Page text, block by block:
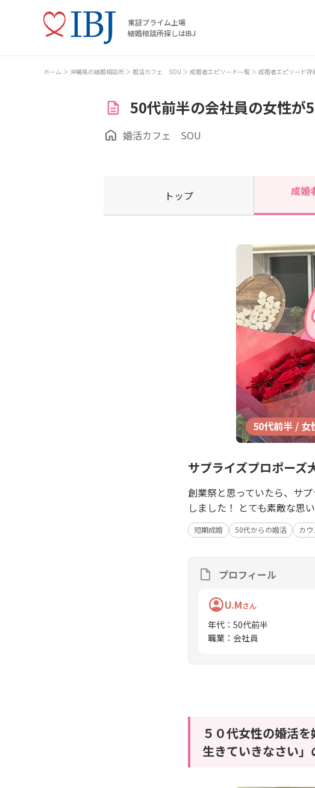
東証プライム上場
結婚相談所探しはIBJ
ホーム 沖縄県の結婚相談所 婚活カフェ SOU 成婚者エピソード一覧 成婚者エピソード詳
50代前半の会社員の女性が
婚活カフェ SOU
トップ 成婚
50代前半 / 女
サプライズプロポーズ
創業祭と思っていたら、サ
しました！ とても素敵な思
短期成婚 50代からの婚活 カ
プロフィール
U.Mさん
年代 ： 50代前半
職業 ： 会社員
５０代女性の婚活
生きていきなさい」